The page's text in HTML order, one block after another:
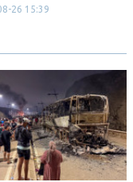
26 15:39